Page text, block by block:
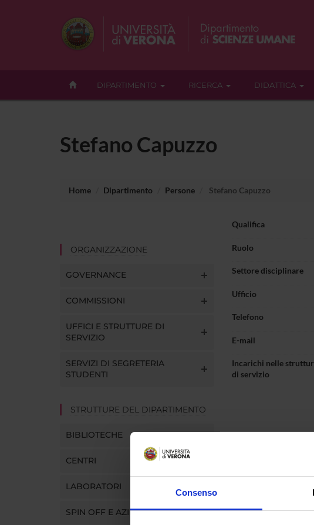
Consenso
DIPARTIMENTO RICERCA DIDATTICA
Stefano Capuzzo
Home Dipartimento Persone Stefano Capuzzo
ORGANIZZAZIONE
GOVERNANCE
COMMISSIONI
UFFICI E STRUTTURE DI
SERVIZIO
SERVIZI DI SEGRETERIA
STUDENTI
STRUTTURE DEL DIPARTIMENTO
BIBLIOTECHE
CENTRI
LABORATORI
SPIN OFF E AZIENDE
Qualifica
Ruolo
Settore disciplinare
Ufficio
Telefono
E-mail
Incarichi nelle
di servizio
Responsabile